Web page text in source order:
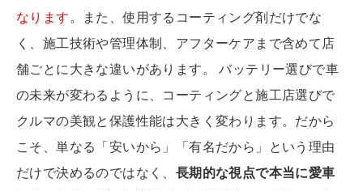
なります 。また、使用するコーティング剤だけでな
く、施工技術や管理体制、アフターケアまで含めて店
舗ごとに大きな違いがあります。 バッテリー選びで車
の未来が変わるように、コーティングと施工店選びで
クルマの美観と保護性能は大きく変わります。だから
こそ、単なる「安いから」「有名だから」という理由
だけで決めるのではなく、 長期的な視点で本当に愛車